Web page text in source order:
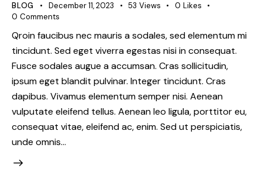
BLOG December 11, 2023 53 Views 0 Likes
0 Comments
Qroin faucibus nec mauris a sodales, sed elementum mi
tincidunt. Sed eget viverra egestas nisi in consequat.
Fusce sodales augue a accumsan. Cras sollicitudin,
ipsum eget blandit pulvinar. Integer tincidunt. Cras
dapibus. Vivamus elementum semper nisi. Aenean
vulputate eleifend tellus. Aenean leo ligula, porttitor eu,
consequat vitae, eleifend ac, enim. Sed ut perspiciatis,
unde omnis…